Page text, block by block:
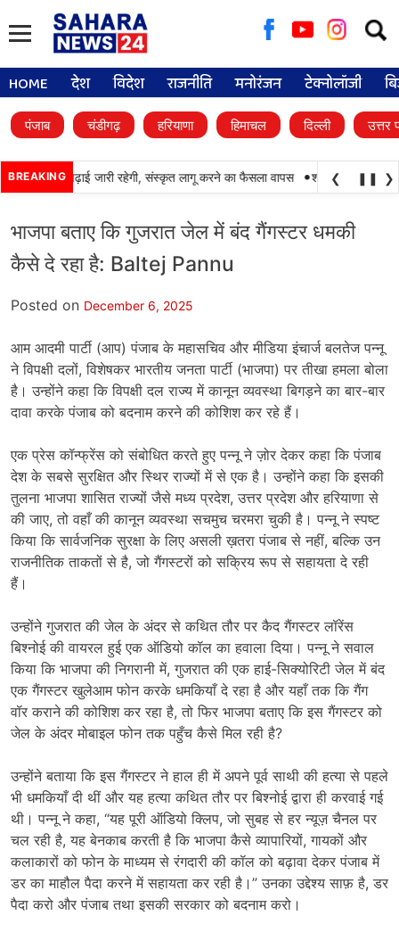
for:
HOME देश विदेश राजनीति मनोरंजन टेक्नोलॉजी
पंजाब चंडीगढ़ हरियाणा हिमाचल दिल्ली उत्तर
BREAKING
में पंजाबी की पढ़ाई जारी रहेगी, संस्कृत लागू करने का फैसला वापस • श्री गुरु हरिकृष्ण
❮ ❚❚ ❯
भाजपा बताए कि गुजरात जेल में बंद गैंगस्टर धमकी
कैसे दे रहा है: Baltej Pannu
Posted on December 6, 2025
आम आदमी पार्टी (आप) पंजाब के महासचिव और मीडिया इंचार्ज बलतेज पन्नू
ने विपक्षी दलों, विशेषकर भारतीय जनता पार्टी (भाजपा) पर तीखा हमला बोला
है। उन्होंने कहा कि विपक्षी दल राज्य में कानून व्यवस्था बिगड़ने का बार-बार
दावा करके पंजाब को बदनाम करने की कोशिश कर रहे हैं।
एक प्रेस कॉन्फ्रेंस को संबोधित करते हुए पन्नू ने ज़ोर देकर कहा कि पंजाब
देश के सबसे सुरक्षित और स्थिर राज्यों में से एक है। उन्होंने कहा कि इसकी
तुलना भाजपा शासित राज्यों जैसे मध्य प्रदेश, उत्तर प्रदेश और हरियाणा से
की जाए, तो वहाँ की कानून व्यवस्था सचमुच चरमरा चुकी है। पन्नू ने स्पष्ट
किया कि सार्वजनिक सुरक्षा के लिए असली ख़तरा पंजाब से नहीं, बल्कि उन
राजनीतिक ताकतों से है, जो गैंगस्टरों को सक्रिय रूप से सहायता दे रही
हैं।
उन्होंने गुजरात की जेल के अंदर से कथित तौर पर कैद गैंगस्टर लॉरेंस
बिश्नोई की वायरल हुई एक ऑडियो कॉल का हवाला दिया। पन्नू ने सवाल
किया कि भाजपा की निगरानी में, गुजरात की एक हाई-सिक्योरिटी जेल में बंद
एक गैंगस्टर खुलेआम फोन करके धमकियाँ दे रहा है और यहाँ तक कि गैंग
वॉर कराने की कोशिश कर रहा है, तो फिर भाजपा बताए कि इस गैंगस्टर को
जेल के अंदर मोबाइल फोन तक पहुँच कैसे मिल रही है?
उन्होंने बताया कि इस गैंगस्टर ने हाल ही में अपने पूर्व साथी की हत्या से पहले
भी धमकियाँ दी थीं और यह हत्या कथित तौर पर बिश्नोई द्वारा ही करवाई गई
थी। पन्नू ने कहा, “यह पूरी ऑडियो क्लिप, जो सुबह से हर न्यूज़ चैनल पर
चल रही है, यह बेनकाब करती है कि भाजपा कैसे व्यापारियों, गायकों और
कलाकारों को फोन के माध्यम से रंगदारी की कॉल को बढ़ावा देकर पंजाब में
डर का माहौल पैदा करने में सहायता कर रही है।” उनका उद्देश्य साफ़ है, डर
पैदा करो और पंजाब तथा इसकी सरकार को बदनाम करो।